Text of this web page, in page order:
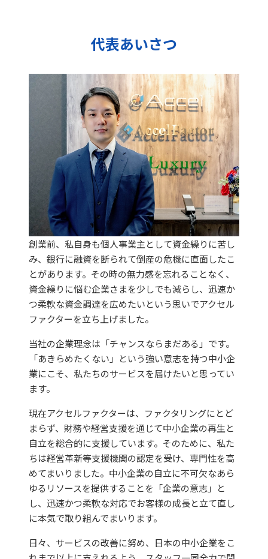
代表あいさつ
創業前、私自身も個人事業主として資金繰りに苦し
み、銀行に融資を断られて倒産の危機に直面したこ
とがあります。その時の無力感を忘れることなく、
資金繰りに悩む企業さまを少しでも減らし、迅速か
つ柔軟な資金調達を広めたいという思いでアクセル
ファクターを立ち上げました。
当社の企業理念は「チャンスならまだある」です。
「あきらめたくない」という強い意志を持つ中小企
業にこそ、私たちのサービスを届けたいと思ってい
ます。
現在アクセルファクターは、ファクタリングにとど
まらず、財務や経営支援を通じて中小企業の再生と
自立を総合的に支援しています。そのために、私た
ちは経営革新等支援機関の認定を受け、専門性を高
めてまいりました。中小企業の自立に不可欠なあら
ゆるリソースを提供することを「企業の意志」と
し、迅速かつ柔軟な対応でお客様の成長と立て直し
に本気で取り組んでまいります。
日々、サービスの改善に努め、日本の中小企業をこ